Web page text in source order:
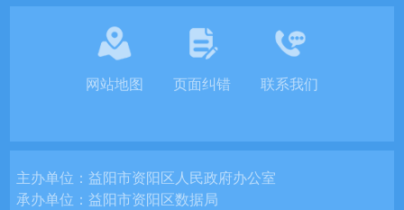
网站地图 页面纠错 联系我们
主办单位：益阳市资阳区人民政府办公室
承办单位：益阳市资阳区数据局